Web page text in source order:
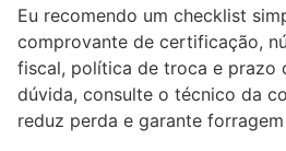
Eu recomendo um checklist
comprovante de certificação,
fiscal, política de troca e prazo
dúvida, consulte o técnico da
reduz perda e garante forragem